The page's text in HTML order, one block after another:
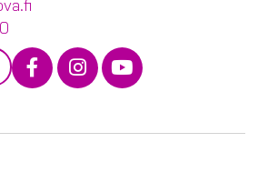
Facebook
Instagram
Youtube